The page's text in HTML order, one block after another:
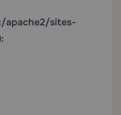
apache2/sites-